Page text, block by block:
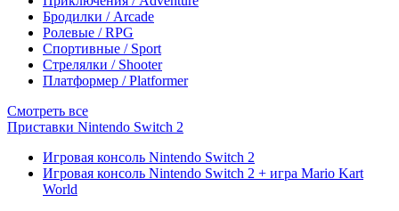
Бродилки / Arcade
Ролевые / RPG
Спортивные / Sport
Стрелялки / Shooter
Платформер / Platformer
Смотреть все
Приставки Nintendo Switch 2
Игровая консоль Nintendo Switch 2
Игровая консоль Nintendo Switch 2 + игра Mario Kart
World